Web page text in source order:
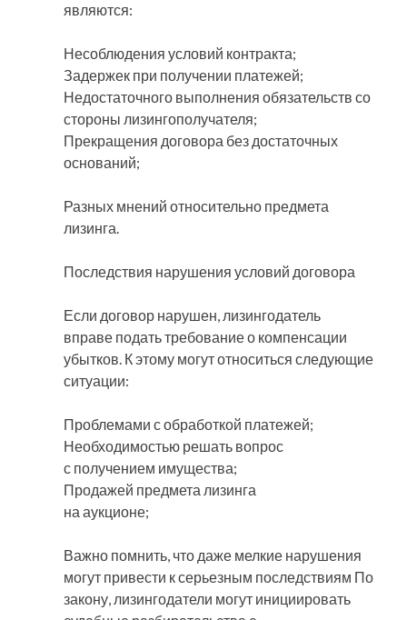
являются:
Несоблюдения условий контракта;
Задержек при получении платежей;
Недостаточного выполнения обязательств со
стороны лизингополучателя;
Прекращения договора без достаточных
оснований;
Разных мнений относительно предмета
лизинга.
Последствия нарушения условий договора
Если договор нарушен, лизингодатель
вправе подать требование о компенсации
убытков. К этому могут относиться следующие
ситуации:
Проблемами с обработкой платежей;
Необходимостью решать вопрос
с получением имущества;
Продажей предмета лизинга
на аукционе;
Важно помнить, что даже мелкие нарушения
могут привести к серьезным последствиям По
закону, лизингодатели могут инициировать